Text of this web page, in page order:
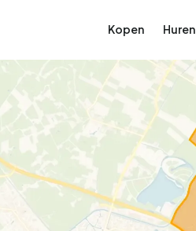
Kopen Huren